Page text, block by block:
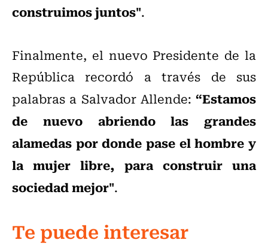
construimos juntos".
Finalmente, el nuevo Presidente de la
República recordó a través de sus
palabras a Salvador Allende: “Estamos
de nuevo abriendo las grandes
alamedas por donde pase el hombre y
la mujer libre, para construir una
sociedad mejor".
Te puede interesar